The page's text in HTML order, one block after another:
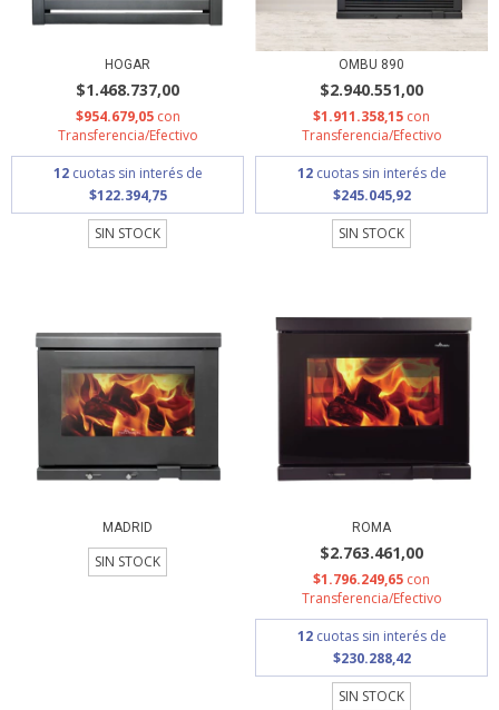
HOGAR
$1.468.737,00
$954.679,05 con
Transferencia/Efectivo
12 cuotas sin interés de
$122.394,75
SIN STOCK
OMBU 890
$2.940.551,00
$1.911.358,15 con
Transferencia/Efectivo
12 cuotas sin interés de
$245.045,92
SIN STOCK
MADRID
SIN STOCK
ROMA
$2.763.461,00
$1.796.249,65 con
Transferencia/Efectivo
12 cuotas sin interés de
$230.288,42
SIN STOCK